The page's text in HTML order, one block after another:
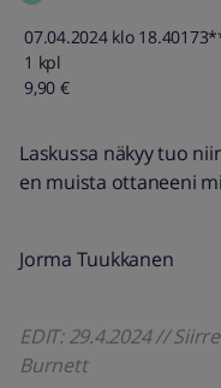
07.04.2024 klo
1 kpl
9,90 €
Laskussa näkyy tuo
en muista ottaneeni
Jorma Tuukkanen
EDIT: 29.4.2024 //
Burnett